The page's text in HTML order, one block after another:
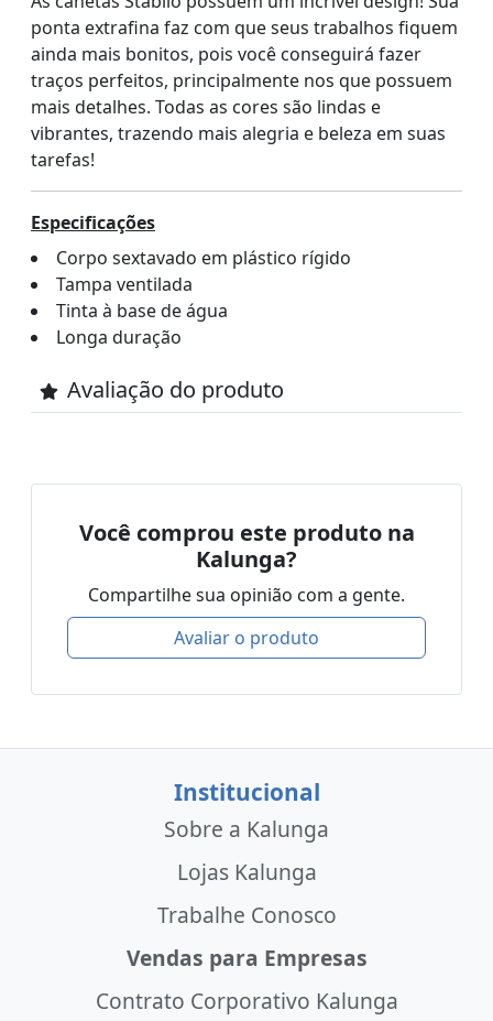
ponta extrafina faz com que seus trabalhos fiquem
ainda mais bonitos, pois você conseguirá fazer
traços perfeitos, principalmente nos que possuem
mais detalhes. Todas as cores são lindas e
vibrantes, trazendo mais alegria e beleza em suas
tarefas!
Especificações
Corpo sextavado em plástico rígido
Tampa ventilada
Tinta à base de água
Longa duração
Avaliação do produto
Você comprou este produto na
Kalunga?
Compartilhe sua opinião com a gente.
Avaliar o produto
Institucional
Sobre a Kalunga
Lojas Kalunga
Trabalhe Conosco
Vendas para Empresas
Contrato Corporativo Kalunga